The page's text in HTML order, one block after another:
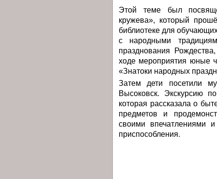
Этой теме был
кружева», который
библиотеке для
с народными
празднования
ходе мероприятия юные
«Знатоки народных
Затем дети посетили
Высоковск. Экскурсию
которая рассказала о
предметов и
своими впечатлениями
приспособления.